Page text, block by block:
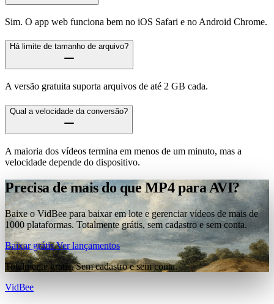
Sim. O app web funciona bem no iOS Safari e no Android Chrome.
Há limite de tamanho de arquivo?
A versão gratuita suporta arquivos de até 2 GB cada.
Qual a velocidade da conversão?
A maioria dos vídeos termina em menos de um minuto, mas a
velocidade depende do dispositivo.
Precisa de mais do que MP4 para AVI?
Baixe o VidBee para baixar em lote e gerenciar vídeos de mais de
1000 plataformas. Totalmente grátis, sem cadastro e sem conta.
Baixar grátisVer lançamentos
Totalmente grátis. Sem cadastro e sem conta.
VidBee